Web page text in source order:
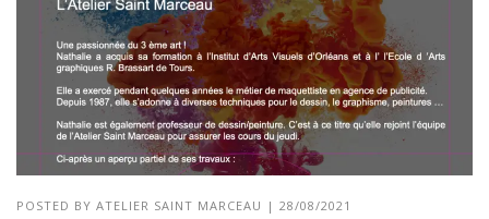
POSTED BY ATELIER SAINT MARCEAU | 28/08/2021